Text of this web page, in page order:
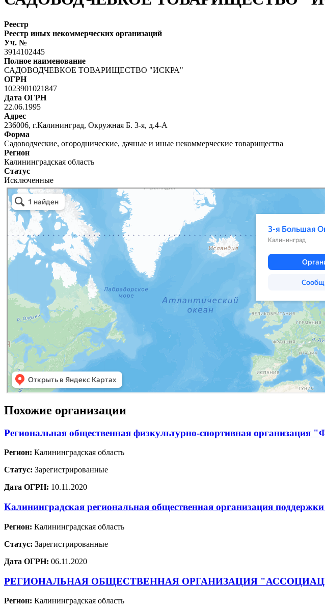
Реестр
Реестр иных некоммерческих организаций
Уч. №
3914102445
Полное наименование
САДОВОДЧЕВКОЕ ТОВАРИЩЕСТВО "ИСКРА"
ОГРН
1023901021847
Дата ОГРН
22.06.1995
Адрес
236006, г.Калининград, Окружная Б. 3-я, д.4-А
Форма
Садоводческие, огороднические, дачные и иные некоммерческие товарищества
Регион
Калининградская область
Статус
Исключенные
Похожие организации
Региональная общественная физкультурно-спортивная
Регион: Калининградская область
Статус: Зарегистрированные
Дата ОГРН: 10.11.2020
Калининградская региональная общественная организация
Регион: Калининградская область
Статус: Зарегистрированные
Дата ОГРН: 06.11.2020
РЕГИОНАЛЬНАЯ ОБЩЕСТВЕННАЯ ОРГАНИЗАЦИЯ
Регион: Калининградская область